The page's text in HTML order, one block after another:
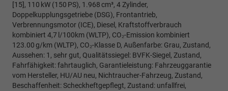
[15], 110 kW (150 PS), 1.968 cm³, 4 Zylinder,
Doppelkupplungsgetriebe (DSG), Frontantrieb,
Verbrennungsmotor (ICE), Diesel, Kraftstoffverbrauch
kombiniert 4,7 l/100km (WLTP), CO₂-Emission kombiniert
123.00 g/km (WLTP), CO₂-Klasse D, Außenfarbe: Grau, Zustand,
Aussehen: 1, sehr gut, Qualitätssiegel: BVFK-Siegel, Zustand,
Fahrfähigkeit: fahrtauglich, Garantieleistung: Fahrzeuggarantie
vom Hersteller, HU/AU neu, Nichtraucher-Fahrzeug, Zustand,
Beschaffenheit: Scheckheftgepflegt, Zustand: unfallfrei,